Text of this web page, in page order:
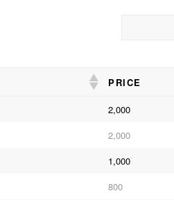
PRICE
PRICE
2,000
2,000
1,000
800